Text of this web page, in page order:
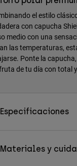
el estilo
con capucha
medio con una
las temperaturas,
Ponte la
de tu día con total
Especificaciones
Materiales y